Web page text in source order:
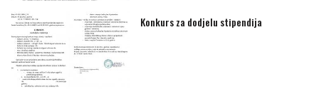
Konkurs za dodjelu stipendija